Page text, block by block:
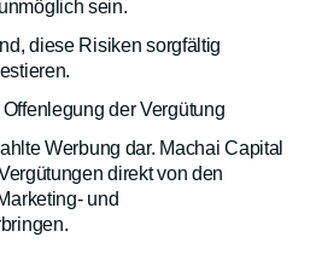
sein.
diese Risiken sorgfältig
der Vergütung
Werbung dar. Machai Capital
direkt von den
und